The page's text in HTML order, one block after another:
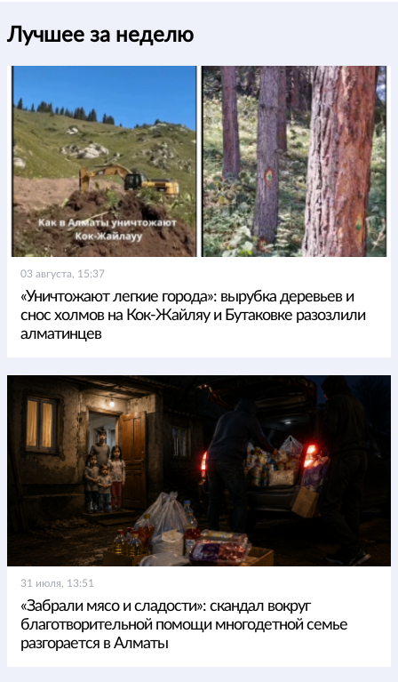
Лучшее за неделю
03 августа, 15:37
«Уничтожают легкие города»: вырубка деревьев и
снос холмов на Кок-Жайляу и Бутаковке разозлили
алматинцев
31 июля, 13:51
«Забрали мясо и сладости»: скандал вокруг
благотворительной помощи многодетной семье
разгорается в Алматы